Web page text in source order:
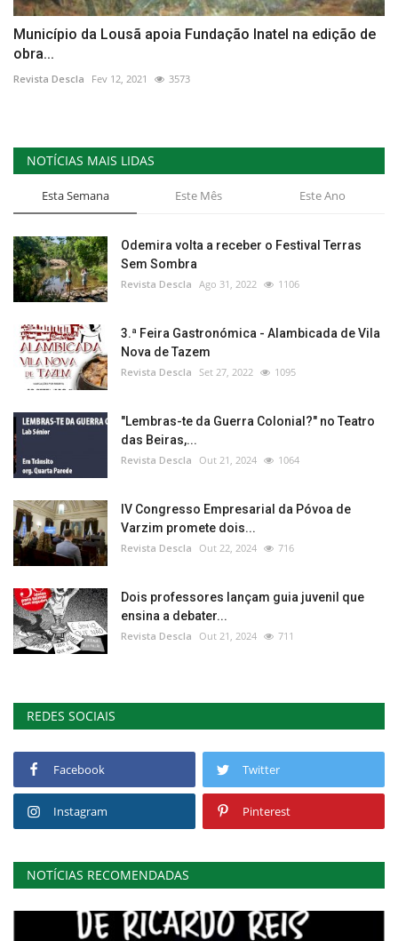
Município da Lousã apoia Fundação Inatel na edição de
obra...
Revista Descla Fev 12, 2021 3573
NOTÍCIAS MAIS LIDAS
Esta Semana Este Mês Este Ano
Odemira volta a receber o Festival Terras
Sem Sombra
Revista Descla Ago 31, 2022 1106
3.ª Feira Gastronómica - Alambicada de Vila
Nova de Tazem
Revista Descla Set 27, 2022 1095
"Lembras-te da Guerra Colonial?" no Teatro
das Beiras,...
Revista Descla Out 21, 2024 1064
IV Congresso Empresarial da Póvoa de
Varzim promete dois...
Revista Descla Out 22, 2024 716
Dois professores lançam guia juvenil que
ensina a debater...
Revista Descla Out 21, 2024 711
REDES SOCIAIS
Facebook Twitter
Instagram Pinterest
NOTÍCIAS RECOMENDADAS